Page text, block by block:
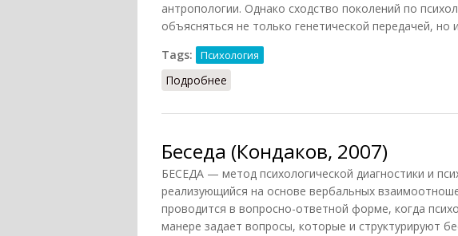
антропологии. Однако сходство поколений по
объясняться не только генетической передачей,
Tags:
Психология
Подробнее
Беседа (Кондаков, 2007)
БЕСЕДА — метод психологической диагностики и
реализующийся на основе вербальных
проводится в вопросно-ответной форме, когда
манере задает вопросы, которые и структурируют